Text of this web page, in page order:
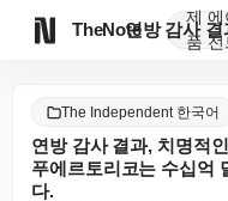
TheNote
제
품
에
전
The Independent 한국어
연방 감사 결과, 치명적
푸에르토리코는 수십억
다.